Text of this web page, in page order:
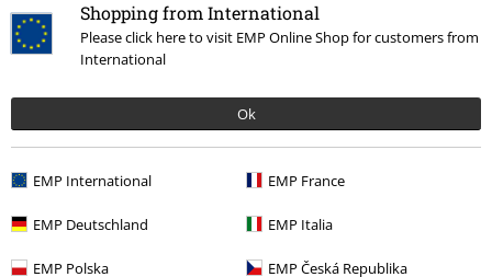
Shopping from International
Please click here to visit EMP Online Shop for customers from
International
Ok
EMP International EMP France
EMP Deutschland EMP Italia
EMP Polska EMP Česká Republika